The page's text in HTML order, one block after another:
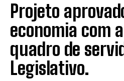
Projeto
economia com
quadro de
Legislativo.